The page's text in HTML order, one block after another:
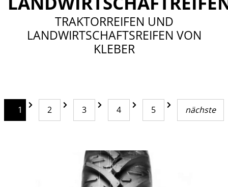
TRAKTORREIFEN UND
LANDWIRTSCHAFTSREIFEN VON
KLEBER
1 2 3 4 5 nächste